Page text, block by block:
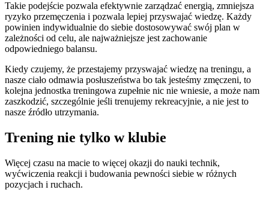
Takie podejście pozwala efektywnie zarządzać energią, zmniejsza
ryzyko przemęczenia i pozwala lepiej przyswajać wiedzę. Każdy
powinien indywidualnie do siebie dostosowywać swój plan w
zależności od celu, ale najważniejsze jest zachowanie
odpowiedniego balansu.
Kiedy czujemy, że przestajemy przyswajać wiedzę na treningu, a
nasze ciało odmawia posłuszeństwa bo tak jesteśmy zmęczeni, to
kolejna jednostka treningowa zupełnie nic nie wniesie, a może nam
zaszkodzić, szczególnie jeśli trenujemy rekreacyjnie, a nie jest to
nasze źródło utrzymania.
Trening nie tylko w klubie
Więcej czasu na macie to więcej okazji do nauki technik,
wyćwiczenia reakcji i budowania pewności siebie w różnych
pozycjach i ruchach.